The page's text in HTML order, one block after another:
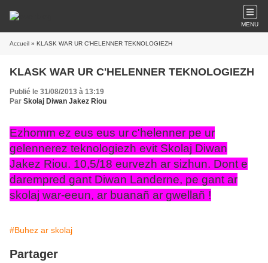
MENU
Accueil » KLASK WAR UR C'HELENNER TEKNOLOGIEZH
KLASK WAR UR C'HELENNER TEKNOLOGIEZH
Publié le 31/08/2013 à 13:19
Par Skolaj Diwan Jakez Riou
Ezhomm ez eus eus ur c'helenner pe ur
gelennerez teknologiezh evit Skolaj Diwan
Jakez Riou. 10,5/18 eurvezh ar sizhun. Dont e
darempred gant Diwan Landerne, pe gant ar
skolaj war-eeun, ar buanañ ar gwellañ !
#Buhez ar skolaj
Partager